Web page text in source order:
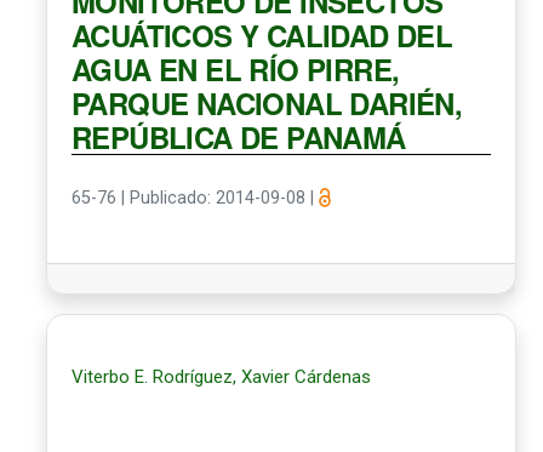
ACUÁTICOS Y CALIDAD DEL
AGUA EN EL RÍO PIRRE,
PARQUE NACIONAL DARIÉN,
REPÚBLICA DE PANAMÁ
65-76 Publicado: 2014-09-08
Viterbo E. Rodríguez, Xavier Cárdenas